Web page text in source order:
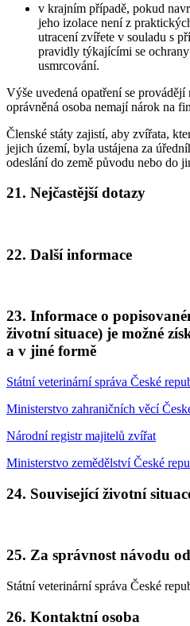
v krajním případě, pokud
jeho izolace není z
utracení zvířete v souladu s
pravidly týkajícími se
usmrcování.
Výše uvedená opatření se
oprávněná osoba nemají nárok na
Členské státy zajistí, aby zvířata,
jejich území, byla ustájena za
odeslání do země původu nebo do
21. Nejčastější dotazy
22. Další informace
23. Informace o
životní situace) je možné
a v jiné formě
Státní veterinární správa České
Ministerstvo zahraničních věcí
Národní registr majitelů zvířat
Ministerstvo zemědělství České
24. Související životní
25. Za správnost návodu
Státní veterinární správa České
26. Kontaktní osoba